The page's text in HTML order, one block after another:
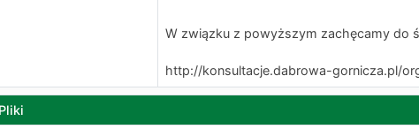
W związku z powyższym zachęcamy do
http://konsultacje.dabrowa-gornicza.pl/